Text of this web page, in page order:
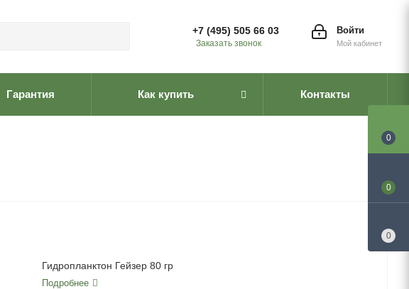
Войти
Мой кабинет
+7 (495) 505 66 03
Заказать звонок
Гарантия Как купить Контакты
Гидропланктон Гейзер 80 гр
Подробнее
0
0
0